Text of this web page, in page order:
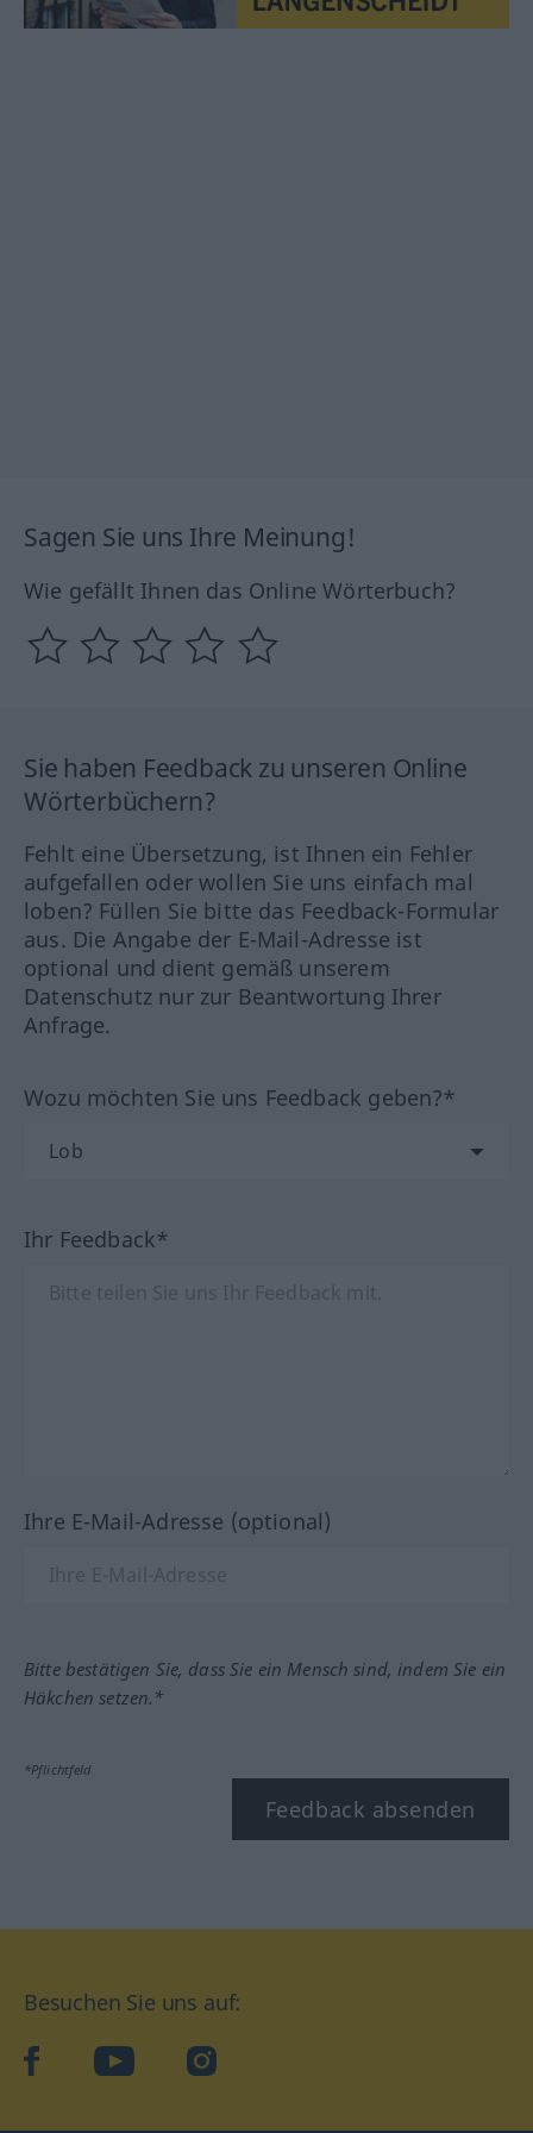
Sagen Sie uns Ihre Meinung!
Wie gefällt Ihnen das Online Wörterbuch?
Sie haben Feedback zu unseren Online
Wörterbüchern?
Fehlt eine Übersetzung, ist Ihnen ein Fehler
aufgefallen oder wollen Sie uns einfach mal
loben? Füllen Sie bitte das Feedback-Formular
aus. Die Angabe der E-Mail-Adresse ist
optional und dient gemäß unserem
Datenschutz nur zur Beantwortung Ihrer
Anfrage.
Wozu möchten Sie uns Feedback geben?*
Ihr Feedback*
Ihre E-Mail-Adresse (optional)
Bitte bestätigen Sie, dass Sie ein Mensch sind, indem Sie ein
Häkchen setzen.*
*Pflichtfeld
Feedback absenden
Besuchen Sie uns auf:
facebookYouTube Instagram